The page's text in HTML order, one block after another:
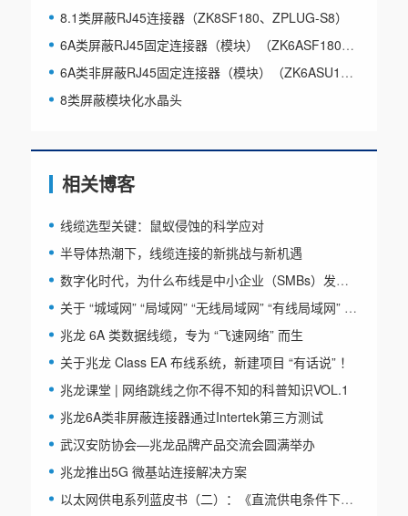
8.1类屏蔽RJ45连接器（ZK8SF180、ZPLUG-S8）
6A类屏蔽RJ45固定连接器（模块）（ZK6ASF180DA）
6A类非屏蔽RJ45固定连接器（模块）（ZK6ASU180D）
8类屏蔽模块化水晶头
相关博客
线缆选型关键：鼠蚁侵蚀的科学应对
半导体热潮下，线缆连接的新挑战与新机遇
数字化时代，为什么布线是中小企业（SMBs）发展的隐形引擎？
关于 “城域网” “局域网” “无线局域网” “有线局域网” 和 “虚拟局域网”， 本文为你总结全了！
兆龙 6A 类数据线缆，专为 “飞速网络” 而生
关于兆龙 Class EA 布线系统，新建项目 “有话说” ！
兆龙课堂 | 网络跳线之你不得不知的科普知识VOL.1
兆龙6A类非屏蔽连接器通过Intertek第三方测试
武汉安防协会—兆龙品牌产品交流会圆满举办
兆龙推出5G 微基站连接解决方案
以太网供电系列蓝皮书（二）：《直流供电条件下的线缆升温特性》